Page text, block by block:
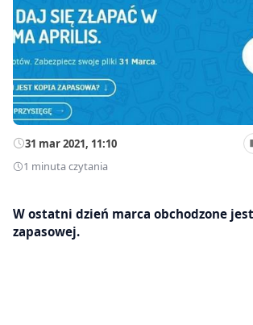
31 mar 2021, 11:10
1 minuta czytania
W ostatni dzień marca obchodzone
zapasowej.